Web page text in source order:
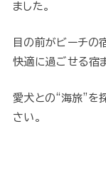
ました。
目の前がビーチの
快適に過ごせる宿
愛犬との“海旅”を
さい。